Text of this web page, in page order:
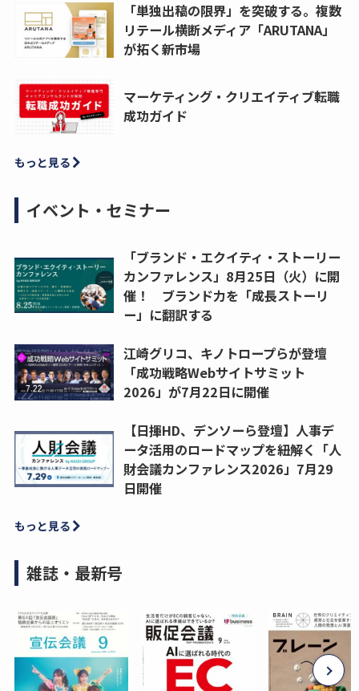
「単独出稿の限界」を突破する。複数
リテール横断メディア「ARUTANA」
が拓く新市場
マーケティング・クリエイティブ転職
成功ガイド
もっと見る
イベント・セミナー
「ブランド・エクイティ・ストーリー
カンファレンス」8月25日（火）に開
催！ ブランド力を「成長ストーリ
ー」に翻訳する
江崎グリコ、キノトロープらが登壇
「成功戦略Webサイトサミット
2026」が7月22日に開催
【日揮HD、デンソーら登壇】人事デ
ータ活用のロードマップを紐解く「人
財会議カンファレンス2026」7月29
日開催
もっと見る
雑誌・最新号